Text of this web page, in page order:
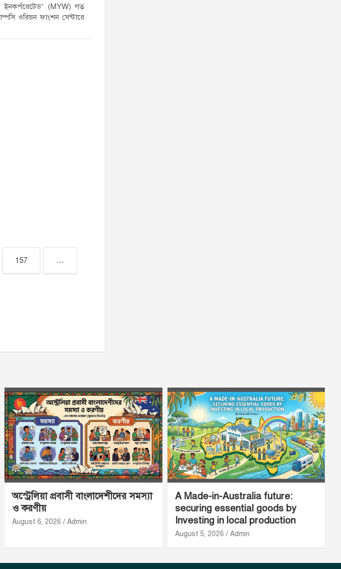
ইনকর্পরেটেড’ (MYW) গত
ওরিয়ন ফাংশন সেন্টারে
157 …
অস্ট্রেলিয়া প্রবাসী বাংলাদেশীদের সমস্যা
ও করণীয়
August 6, 2026 Admin
A Made-in-Australia future:
securing essential goods by
Investing in local production
August 5, 2026 Admin